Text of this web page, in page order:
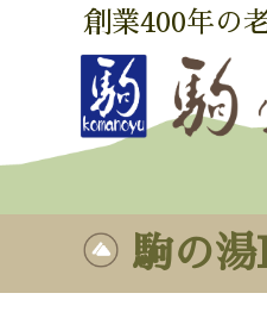
創業400年の
駒の